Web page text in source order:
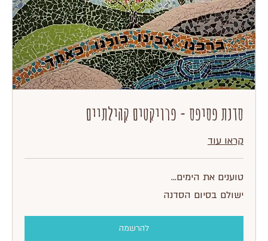
סדנת פסיפס - פרויקטים קהילתיים
קראו עוד
טוענים את הימים...
בסיום
ישולם בסיום הסדנה
להרשמה